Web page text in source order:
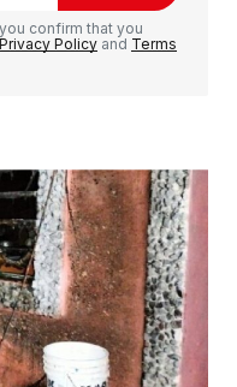
electrónico y sitio
la próxima vez que
confirm that you
Privacy Policy and Terms